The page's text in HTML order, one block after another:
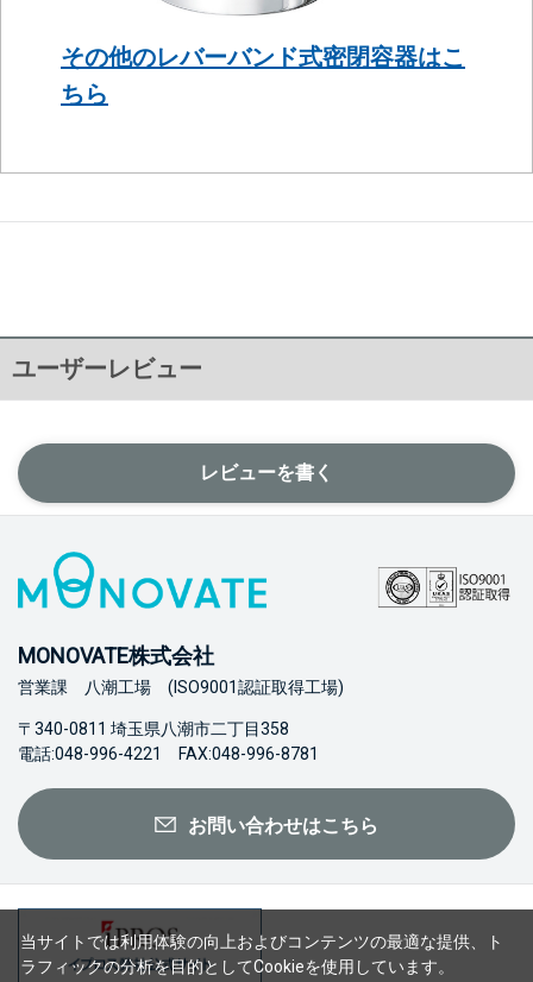
その他のレバーバンド式密閉容器はこ
ちら
ユーザーレビュー
レビューを書く
MONOVATE株式会社
営業課 八潮工場 (ISO9001認証取得工場)
〒340-0811 埼玉県八潮市二丁目358
電話:048-996-4221 FAX:048-996-8781
お問い合わせはこちら
当サイトでは利用体験の向上およびコンテンツの最適な提供、ト
ラフィックの分析を目的としてCookieを使用しています。